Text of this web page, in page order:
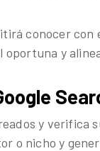
conocer
y
y verifica
o nicho y